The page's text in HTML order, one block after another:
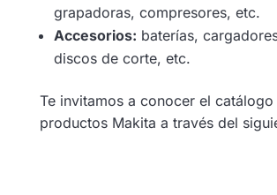
grapadoras, compresores, etc.
Accesorios: baterías,
discos de corte, etc.
Te invitamos a conocer el catálogo
productos Makita a través del